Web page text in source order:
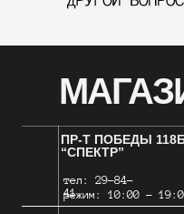
ПР-Т ПОБЕДЫ
“СПЕКТР”
тел: 29-84-
41
режим: 10:00 -